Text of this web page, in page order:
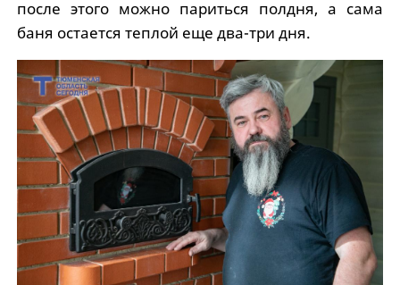
после этого можно париться полдня, а сама
баня остается теплой еще два-три дня.